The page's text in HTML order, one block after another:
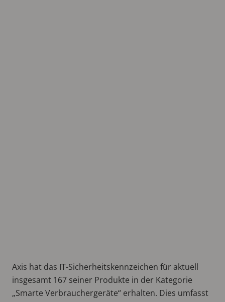
Axis hat das IT-Sicherheitskennzeichen für aktuell
insgesamt 167 seiner Produkte in der Kategorie
„Smarte Verbrauchergeräte“ erhalten. Dies umfasst